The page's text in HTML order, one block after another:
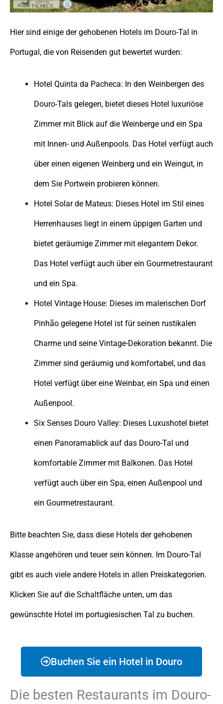
Hier sind einige der gehobenen Hotels im Douro-Tal in
Portugal, die von Reisenden gut bewertet wurden:
Hotel Quinta da Pacheca: In den Weinbergen des
Douro-Tals gelegen, bietet dieses Hotel luxuriöse
Zimmer mit Blick auf die Weinberge und ein Spa
mit Innen- und Außenpools. Das Hotel verfügt auch
über einen eigenen Weinberg und ein Weingut, in
dem Sie Portwein probieren können.
Hotel Solar de Mateus: Dieses Hotel im Stil eines
Herrenhauses liegt in einem üppigen Garten und
bietet geräumige Zimmer mit elegantem Dekor.
Das Hotel verfügt auch über ein Gourmetrestaurant
und ein Spa.
Hotel Vintage House: Dieses im malerischen Dorf
Pinhão gelegene Hotel ist für seinen rustikalen
Charme und seine Vintage-Dekoration bekannt. Die
Zimmer sind geräumig und komfortabel, und das
Hotel verfügt über eine Weinbar, ein Spa und einen
Außenpool.
Six Senses Douro Valley: Dieses Luxushotel bietet
einen Panoramablick auf das Douro-Tal und
komfortable Zimmer mit Balkonen. Das Hotel
verfügt auch über ein Spa, einen Außenpool und
ein Gourmetrestaurant.
Bitte beachten Sie, dass diese Hotels der gehobenen
Klasse angehören und teuer sein können. Im Douro-Tal
gibt es auch viele andere Hotels in allen Preiskategorien.
Klicken Sie auf die Schaltfläche unten, um das
gewünschte Hotel im portugiesischen Tal zu buchen.
Buchen Sie ein Hotel in Douro
Die besten Restaurants im Douro-